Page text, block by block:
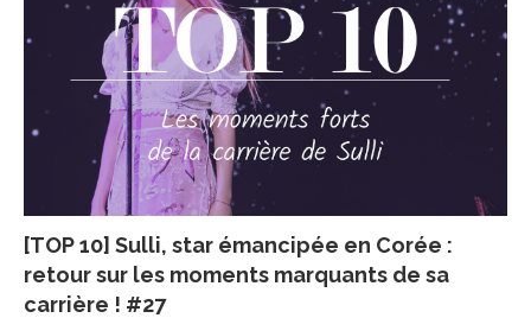
[TOP 10] Sulli, star émancipée en Corée :
retour sur les moments marquants de sa
carrière ! #27